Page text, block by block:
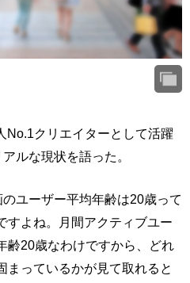
No.1クリエイターとして活躍
ルな現状を語った。
ユーザー平均年齢は20歳って
すよね。月間アクティブユー
齢20歳なわけですから、どれ
まっているかが見て取れると